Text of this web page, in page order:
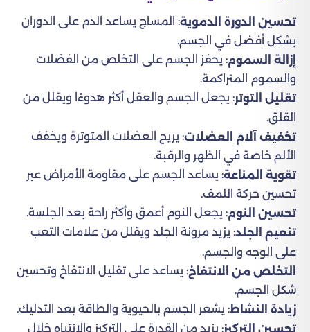
تحسين الدورة الدموية: المساج يساعد الدم على الدوران
بشكل أفضل في الجسم.
إزالة السموم: يحفز الجسم على التخلص من الفضلات
والسموم المتراكمة.
تقليل التوتر: يجعل الجسم والعقل أكثر هدوءًا ويقلل من
القلق.
تخفيف آلام العضلات: يريح العضلات المتوترة ويخفف
الألم خاصة في الظهر والرقبة.
تقوية المناعة: يساعد الجسم على مقاومة الأمراض عبر
تحسين حركة اللمف.
تحسين النوم: يجعل النوم أعمق وأكثر راحة بعد الجلسة.
تنعيم الجلد: يزيد مرونة الجلد ويقلل من علامات التعب
على الوجه والجسم.
التخلص من الانتفاخ: يساعد على تقليل الانتفاخ وتحسين
شكل الجسم.
زيادة النشاط: يشعر الجسم بالحيوية والطاقة بعد التدليك.
تحسين التركيز: يزيد من القدرة على التركيز والانتباه خلال